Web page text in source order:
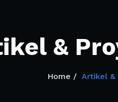
&
Home Artikel &